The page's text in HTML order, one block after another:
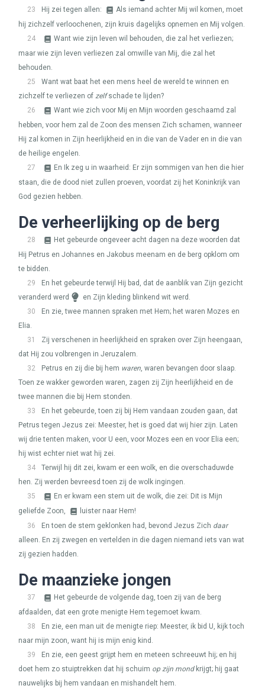
23 Hij zei tegen allen:
Als iemand achter Mij wil komen, moet
hij zichzelf verloochenen, zijn kruis dagelijks opnemen en Mij volgen.
24
Want wie zijn leven wil behouden, die zal het verliezen;
maar wie zijn leven verliezen zal omwille van Mij, die zal het
behouden.
25
Want wat baat het een mens heel de wereld te winnen en
zichzelf te verliezen of zelfschade te lijden?
26
Want wie zich voor Mij en Mijn woorden geschaamd zal
hebben, voor hem zal de Zoon des mensen Zich schamen, wanneer
Hij zal komen in Zijn heerlijkheid en in die van de Vader en in die van
de heilige engelen.
27
En Ik zeg u in waarheid: Er zijn sommigen van hen die hier
staan, die de dood niet zullen proeven, voordat zij het Koninkrijk van
God gezien hebben.
De verheerlijking op de berg
28
Het gebeurde ongeveer acht dagen na deze woorden dat
Hij Petrus en Johannes en Jakobus meenam en de berg opklom om
te bidden.
29
En het gebeurde terwijl Hij bad, dat de aanblik van Zijn gezicht
veranderd werd
en Zijn kleding blinkend wit werd.
30
En zie, twee mannen spraken met Hem; het waren Mozes en
Elia.
31
Zij verschenen in heerlijkheid en spraken over Zijn heengaan,
dat Hij zou volbrengen in Jeruzalem.
32
Petrus en zij die bij hem waren, waren bevangen door slaap.
Toen ze wakker geworden waren, zagen zij Zijn heerlijkheid en de
twee mannen die bij Hem stonden.
33
En het gebeurde, toen zij bij Hem vandaan zouden gaan, dat
Petrus tegen Jezus zei: Meester, het is goed dat wij hier zijn. Laten
wij drie tenten maken, voor U een, voor Mozes een en voor Elia een;
hij wist echter niet wat hij zei.
34
Terwijl hij dit zei, kwam er een wolk, en die overschaduwde
hen. Zij werden bevreesd toen zij de wolk ingingen.
35
En er kwam een stem uit de wolk, die zei: Dit is Mijn
geliefde Zoon,
luister naar Hem!
36
En toen de stem geklonken had, bevond Jezus Zich daar
alleen. En zij zwegen en vertelden in die dagen niemand iets van wat
zij gezien hadden.
De maanzieke jongen
37
Het gebeurde de volgende dag, toen zij van de berg
afdaalden, dat een grote menigte Hem tegemoet kwam.
38
En zie, een man uit de menigte riep: Meester, ik bid U, kijk toch
naar mijn zoon, want hij is mijn enig kind.
39
En zie, een geest grijpt hem en meteen schreeuwt hij; en hij
doet hem zo stuiptrekken dat hij schuim op zijn mondkrijgt; hij gaat
nauwelijks bij hem vandaan en mishandelt hem.